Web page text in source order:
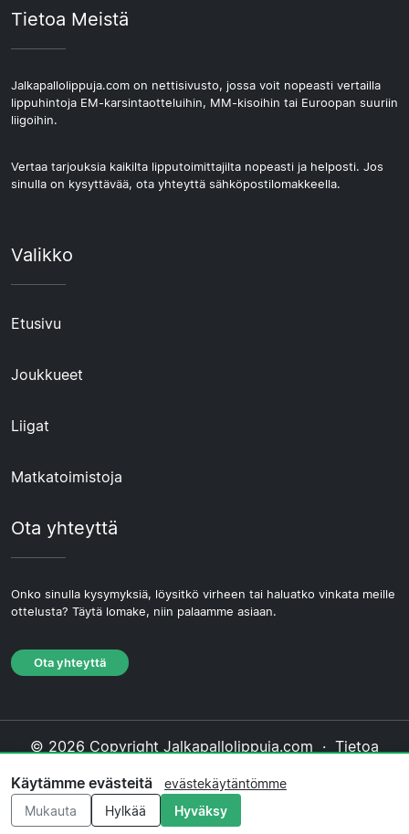
Tietoa Meistä
Jalkapallolippuja.com on nettisivusto, jossa voit nopeasti vertailla
lippuhintoja EM-karsintaotteluihin, MM-kisoihin tai Euroopan suuriin
liigoihin.
Vertaa tarjouksia kaikilta lipputoimittajilta nopeasti ja helposti. Jos
sinulla on kysyttävää, ota yhteyttä sähköpostilomakkeella.
Valikko
Etusivu
Joukkueet
Liigat
Matkatoimistoja
Ota yhteyttä
Onko sinulla kysymyksiä, löysitkö virheen tai haluatko vinkata meille
ottelusta? Täytä lomake, niin palaamme asiaan.
Ota yhteyttä
© 2026 Copyright Jalkapallolippuja.com · Tietoa
Evästekäytäntö·Toimituksellinen käytäntö
Käytämme evästeitä
evästekäytäntömme
Mukauta
Hylkää Hyväksy